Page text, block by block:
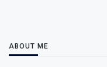
ABOUT ME